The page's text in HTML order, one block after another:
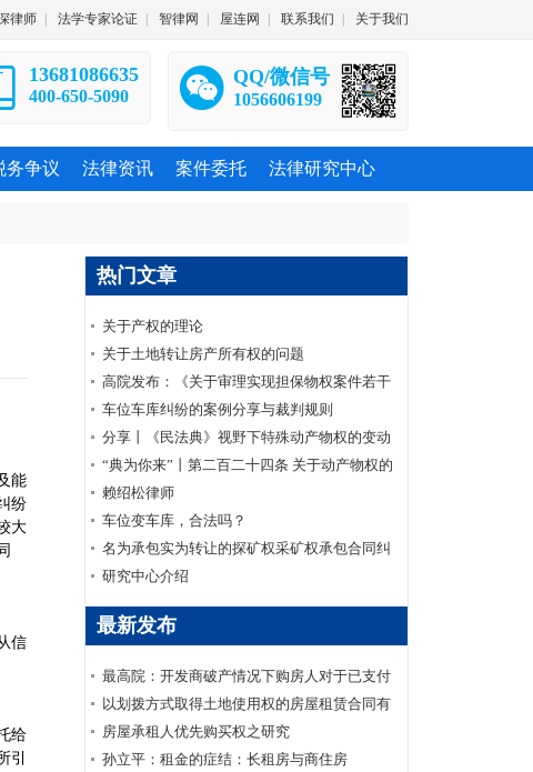
律师 法学专家论证 智律网 屋连网 联系我们 关于我们
13681086635
400-650-5090
QQ/微信号
1056606199
务争议 法律资讯 案件委托 法律研究中心
能
纷
大
信
给
引
热门文章
关于产权的理论
关于土地转让房产所有权的问题
高院发布：《关于审理实现担保物权案件若干
问题的解答》
车位车库纠纷的案例分享与裁判规则
分享丨《民法典》视野下特殊动产物权的变动
与公示
“典为你来”丨第二百二十四条 关于动产物权的
变动以交付作为生效要件的原则性规定
赖绍松律师
车位变车库，合法吗？
名为承包实为转让的探矿权采矿权承包合同纠
纷案
研究中心介绍
最新发布
最高院：开发商破产情况下购房人对于已支付
购房款的商品房买卖合同可否要求继续履行？
以划拨方式取得土地使用权的房屋租赁合同有
效
房屋承租人优先购买权之研究
孙立平：租金的症结：长租房与商住房